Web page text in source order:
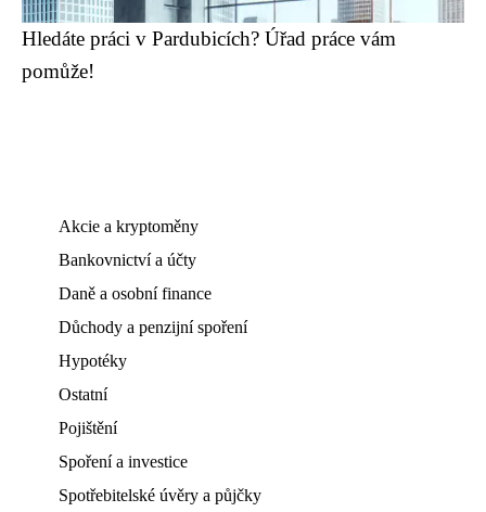
Hledáte práci v Pardubicích? Úřad práce vám
pomůže!
Akcie a kryptoměny
Bankovnictví a účty
Daně a osobní finance
Důchody a penzijní spoření
Hypotéky
Ostatní
Pojištění
Spoření a investice
Spotřebitelské úvěry a půjčky